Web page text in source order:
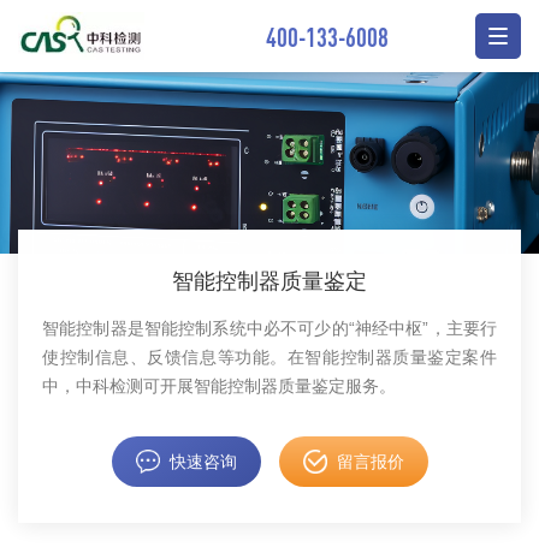
400-133-6008
智能控制器质量鉴定
智能控制器是智能控制系统中必不可少的“神经中枢”，主要行
使控制信息、反馈信息等功能。在智能控制器质量鉴定案件
中，中科检测可开展智能控制器质量鉴定服务。
快速咨询 留言报价